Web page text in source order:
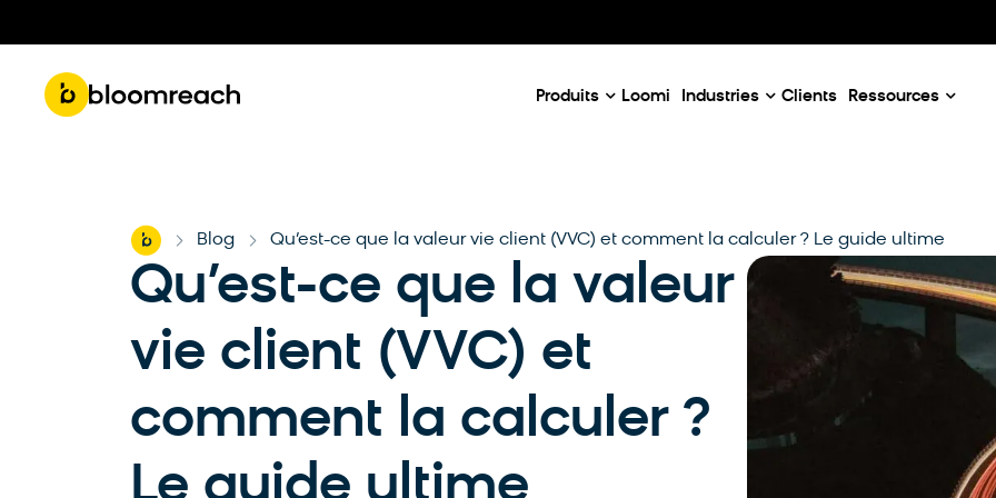
Produits Loomi Industries Clients Ressources
Partenaires Email Use Cases
Home Blog Qu’est-ce que la valeur vie client (VVC) et comment la calculer ? Le guide ultime
Qu’est-ce que la valeur
vie client (VVC) et
comment la calculer ?